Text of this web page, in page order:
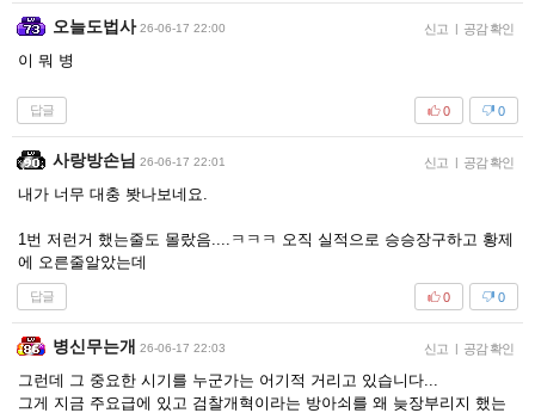
오늘도법사 26-06-17 22:00 신고 | 공감 확인
이 뭐 병
답글 0
0
사랑방손님 26-06-17 22:01 신고 | 공감 확인
내가 너무 대충 봣나보네요.
1번 저런거 했는줄도 몰랐음....ㅋㅋㅋ 오직 실적으로 승승장구하고 황제
에 오른줄알았는데
답글 0
0
병신무는개 26-06-17 22:03 신고 | 공감 확인
그런데 그 중요한 시기를 누군가는 어기적 거리고 있습니다...
그게 지금 주요급에 있고 검찰개혁이라는 방아쇠를 왜 늦장부리지 했는